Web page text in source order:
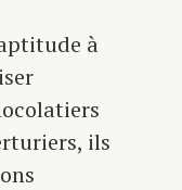
à
ils